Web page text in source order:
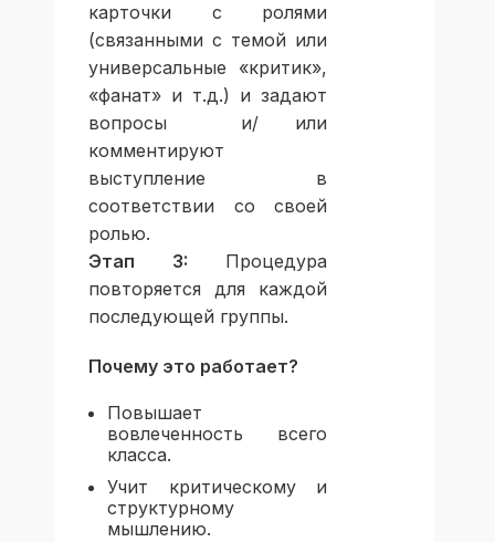
карточки с ролями
(связанными с темой или
универсальные «критик»,
«фанат» и т.д.) и задают
вопросы и/ или
комментируют
выступление в
соответствии со своей
ролью.
Этап 3: Процедура
повторяется для каждой
последующей группы.
Почему это работает?
Повышает
вовлеченность всего
класса.
Учит критическому и
структурному
мышлению.